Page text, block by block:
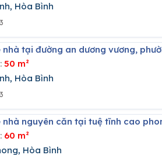
Hòa Bình
nhà tại đường an dương vương,
50 m²
Hòa Bình
nhà nguyên căn tại tuệ tĩnh cao
60 m²
Hòa Bình